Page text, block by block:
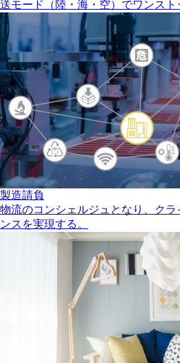
送モード（陸・海・空）でワンスト
製造請負
物流のコンシェルジュとなり、ク
ンスを実現する。